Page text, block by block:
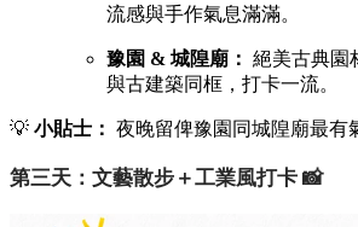
流感與手作氣息滿滿。
豫園 & 城隍廟： 絕美古典園
與古建築同框，打卡一流。
💡 小貼士： 夜晚留俾豫園同城隍廟最有
第三天：文藝散步＋工業風打卡 📸